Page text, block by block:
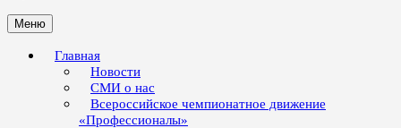
Меню
Главная
Новости
СМИ о нас
Всероссийское чемпионатное движение
«Профессионалы»